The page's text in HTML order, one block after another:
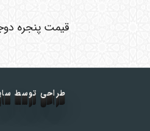
قیمت پنجره
طراحی توسط